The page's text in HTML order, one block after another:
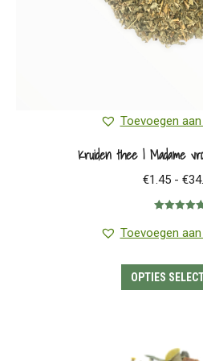
Toevoegen
Kruiden thee | Madame
€1.45 - €
5.00 uit 5
Toevoegen
OPTIES